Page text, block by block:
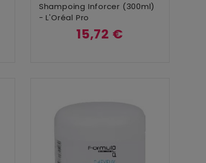
Ajouter Au Panier
Shampoing Inforcer (300ml)
- L'Oréal Pro
15,72 €